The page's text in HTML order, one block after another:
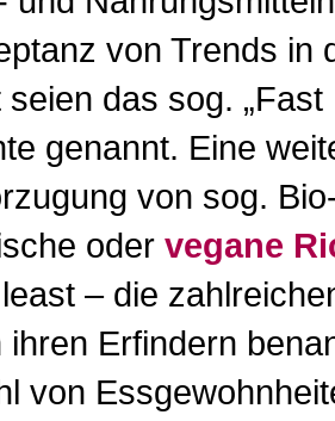
von Trends in
das sog. „Fast
genannt. Eine
von sog.
odervegane
– die
ihren Erfindern
von